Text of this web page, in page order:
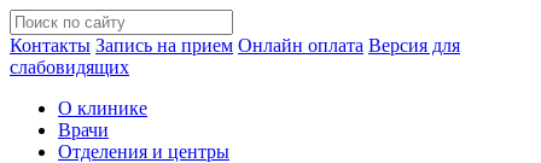
Контакты Запись на прием Онлайн оплата Версия для
слабовидящих
О клинике
Врачи
Отделения и центры